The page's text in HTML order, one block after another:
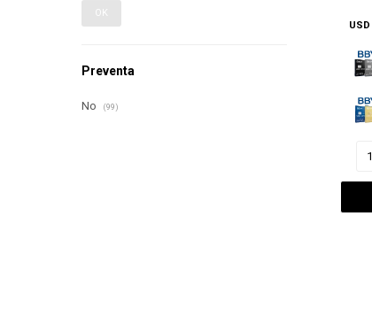
USD
OK
Preventa
No (99)